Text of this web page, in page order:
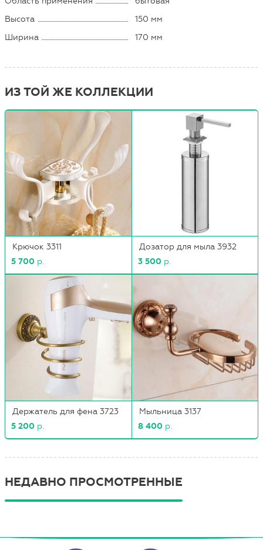
Высота
150 мм
Ширина
170 мм
ИЗ ТОЙ ЖЕ КОЛЛЕКЦИИ
Крючок 3311
5 700 р.
Дозатор для мыла 3932
3 500 р.
Держатель для фена 3723
5 200 р.
Мыльница 3137
8 400 р.
НЕДАВНО ПРОСМОТРЕННЫЕ